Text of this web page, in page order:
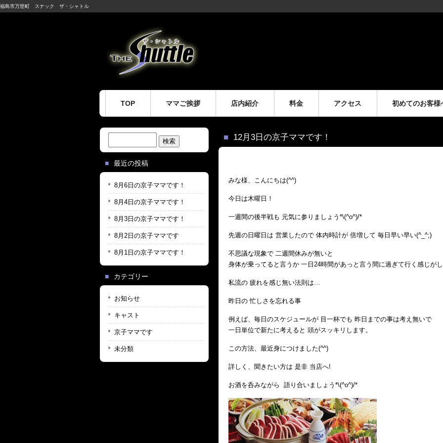
福島市万世町 スナック ザ・シャトル
TOP ママご挨拶 店内紹介 料金 アクセス 初めてのお客様
12月3日の京子ママです！
みな様、こんにちは(^^)
今日は木曜日！
一週間の後半戦も 元気に参りましょう*\(^o^)/*
先週の日曜日は 営業したので 体内時計が 倍増して 毎日早い早い(^_^;)
不思議な現象で 二週間休みが無いと
身体が乗ってると言うか 一日24時間があっと言う間に過ぎて行く感じが
私流の 疲れを感じ無い法則は…
昨日の 忙しさを忘れる事
例えば、毎日のスケジュールが 目一杯でも 昨日までの事は考え無いで
一日単位で新たに考えると 頭がスッキリします。
この方法、最近身につけました(^^)
詳しく、聞きたい方は 是非 当店へ!
お酒を呑みながら 語り合いましょう*\(^o^)/*
索:
最近の投稿
8月6日の京子ママです！
8月4日の京子ママです！
8月3日の京子ママです！
8月2日の京子ママです
8月1日の京子ママです！
カテゴリー
お知らせ
キャスト
京子ママです
未分類